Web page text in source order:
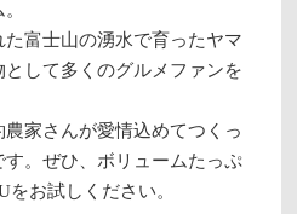
富士山の湧水で育ったヤマ
として多くのグルメファンを
家さんが愛情込めてつくっ
。ぜひ、ボリュームたっぷ
をお試しください。